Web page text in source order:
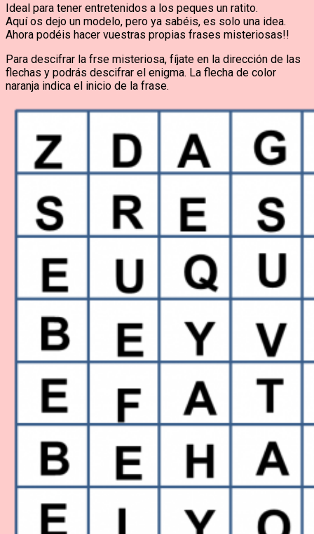
Ideal para tener entretenidos a los peques un ratito.
Aquí os dejo un modelo, pero ya sabéis, es solo una idea.
Ahora podéis hacer vuestras propias frases misteriosas!!
Para descifrar la frse misteriosa, fíjate en la dirección de las
flechas y podrás descifrar el enigma. La flecha de color
naranja indica el inicio de la frase.